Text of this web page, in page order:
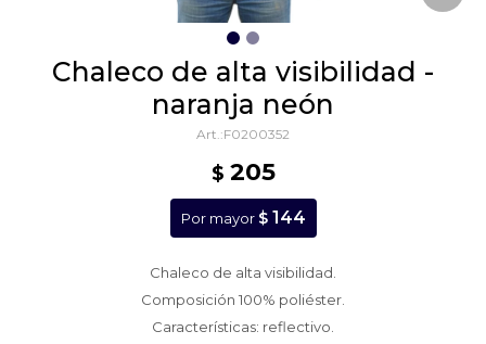
chaleco de alta visibilidad -
naranja neón
F0200352
$ 205
Por mayor $ 144
Chaleco de alta visibilidad.
Composición 100% poliéster.
Características: reflectivo.